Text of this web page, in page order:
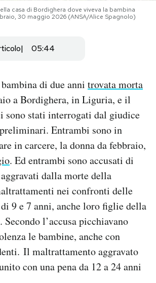
aiuto?
casa di Bordighera dove viveva la bambina
30 maggio 2026 (ANSA/Alice Spagnolo)
05:44
di due anni trovata morta
a Bordighera, in Liguria, e il
sono stati interrogati dal giudice
Entrambi sono in
in carcere, la donna da febbraio,
. Ed entrambi sono accusati di
dalla morte della
nei confronti delle
9 e 7 anni, anche loro figlie della
Secondo l’accusa picchiavano
le bambine, anche con
Il maltrattamento aggravato
con una pena da 12 a 24 anni